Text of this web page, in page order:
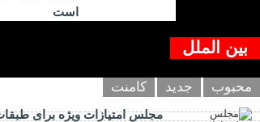
است
بین الملل
محبوب جدید کامنت
مجلس امتیازات ویژه برای